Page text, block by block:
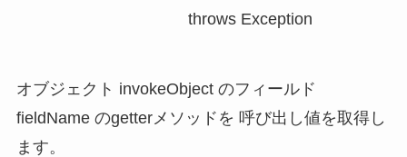
                                    throws Exception
オブジェクト invokeObject のフィールド
fieldName のgetterメソッドを 呼び出し値を取得し
ます。